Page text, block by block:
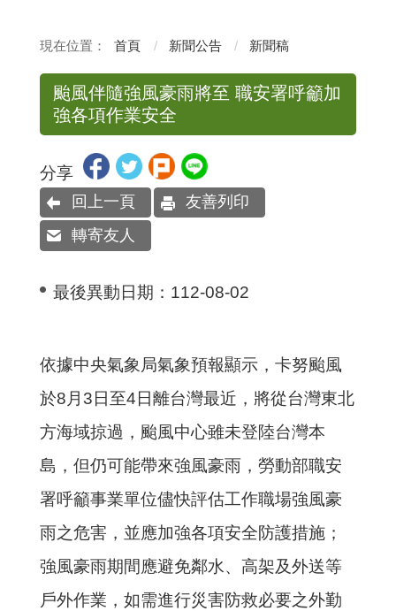
首頁 新聞公告 新聞稿
颱風伴隨強風豪雨將至 職安署呼籲加
強各項作業安全
分享
回上一頁
友善列印
轉寄友人
最後異動日期： 112-08-02
依據中央氣象局氣象預報顯示，卡努颱風
於8月3日至4日離台灣最近，將從台灣東北
方海域掠過，颱風中心雖未登陸台灣本
島，但仍可能帶來強風豪雨，勞動部職安
署呼籲事業單位儘快評估工作職場強風豪
雨之危害，並應加強各項安全防護措施；
強風豪雨期間應避免鄰水、高架及外送等
戶外作業，如需進行災害防救必要之外勤